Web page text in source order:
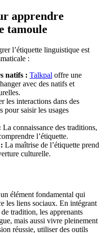
apprendre
tamoule
l’étiquette linguistique est
:
natifs : Talkpal offre une
avec des natifs et
les interactions dans des
pour saisir les usages
La connaissance des traditions,
l’étiquette.
La maîtrise de l’étiquette prend
culturelle.
élément fondamental qui
les liens sociaux. En intégrant
tradition, les apprenants
mais aussi vivre pleinement
réussie, utiliser des outils